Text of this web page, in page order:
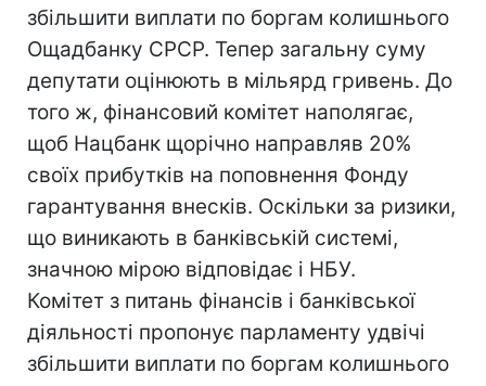
збільшити виплати по боргам колишнього
Ощадбанку СРСР. Тепер загальну суму
депутати оцінюють в мільярд гривень. До
того ж, фінансовий комітет наполягає,
щоб Нацбанк щорічно направляв 20%
своїх прибутків на поповнення Фонду
гарантування внесків. Оскільки за ризики,
що виникають в банківській системі,
значною мірою відповідає і НБУ.
Комітет з питань фінансів і банківської
діяльності пропонує парламенту удвічі
збільшити виплати по боргам колишнього